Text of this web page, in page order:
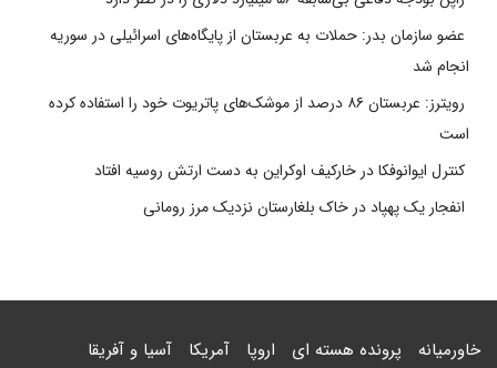
عضو سازمان بدر: حملات به عربستان از پایگاه‌های اسرائیلی در سوریه
انجام شد
رویترز: عربستان ۸۶ درصد از موشک‌های پاتریوت خود را استفاده کرده
است
کنترل ایوانوفکا در خارکیف اوکراین به دست ارتش روسیه افتاد
انفجار یک پهپاد در خاک بلغارستان نزدیک مرز رومانی
خاورمیانه پرونده هسته ای اروپا آمریکا آسیا و آفریقا